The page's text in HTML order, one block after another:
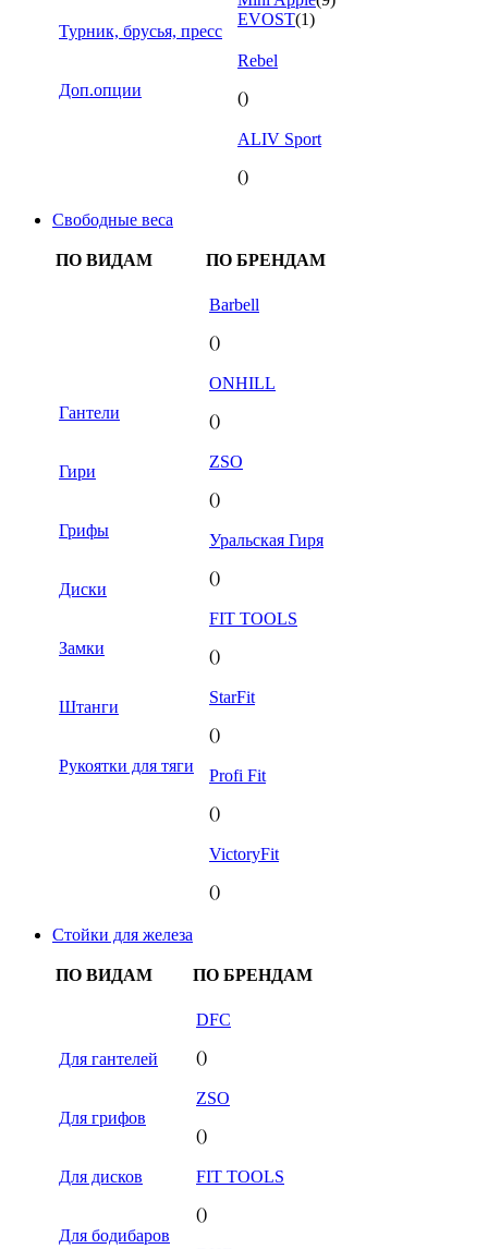
Турник, брусья, пресс
Доп.опции
EVOST(1)
Rebel
()
ALIV Sport
()
Свободные веса
ПО ВИДАМ ПО БРЕНДАМ
Гантели
Гири
Грифы
Диски
Замки
Штанги
Рукоятки для тяги
Barbell
()
ONHILL
()
ZSO
()
Уральская Гиря
()
FIT TOOLS
()
StarFit
()
Profi Fit
()
VictoryFit
()
Стойки для железа
ПО ВИДАМ ПО БРЕНДАМ
Для гантелей
Для грифов
Для дисков
Для бодибаров
DFC
()
ZSO
()
FIT TOOLS
()